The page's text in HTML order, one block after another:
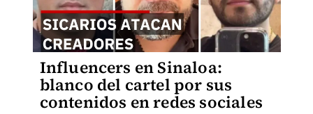
Influencers en Sinaloa:
blanco del cartel por sus
contenidos en redes sociales